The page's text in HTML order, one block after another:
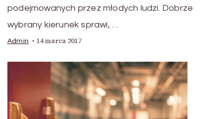
podejmowanych przez młodych ludzi. Dobrze
wybrany kierunek sprawi, …
Admin 14 marca 2017